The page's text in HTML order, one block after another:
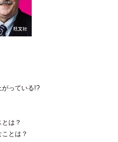
がっている!?
は？
とは？